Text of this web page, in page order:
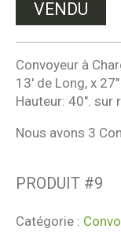
VENDU
Convoyeur à
13′ de Long, x
Hauteur: 40″. sur
Nous avons 3
PRODUIT #9
Catégorie :